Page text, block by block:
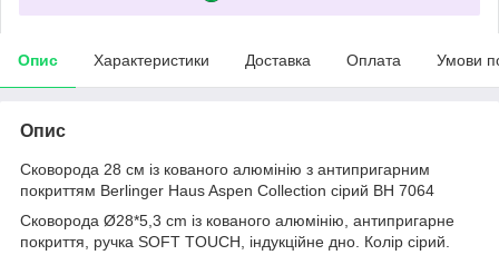
Опис Характеристики Доставка Оплата Умови
Опис
Сковорода 28 см із кованого алюмінію з антипригарним
покриттям Berlinger Haus Aspen Collection сірий BH 7064
Сковорода Ø28*5,3 cm із кованого алюмінію, антипригарне
покриття, ручка SOFT TOUCH, індукційне дно. Колір сірий.